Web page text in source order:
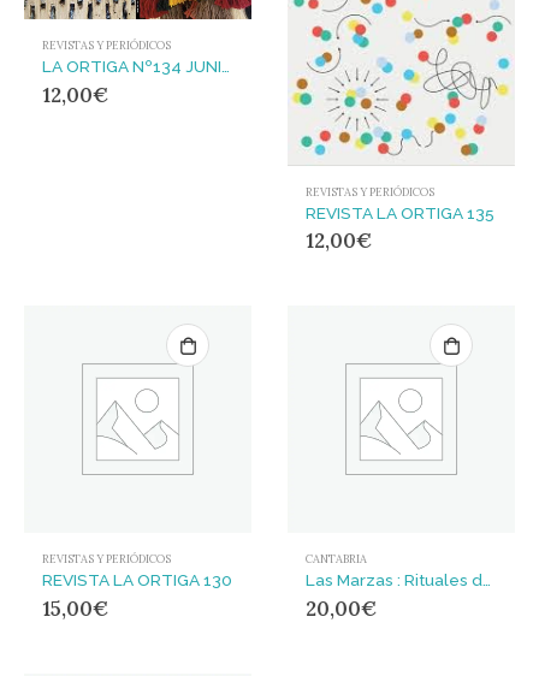
REVISTAS Y PERIÓDICOS
12,00€
REVISTAS Y PERIÓDICOS
REVISTA LA ORTIGA 135
12,00€
REVISTAS Y PERIÓDICOS
REVISTA LA ORTIGA 130
15,00€
CANTABRIA
20,00€